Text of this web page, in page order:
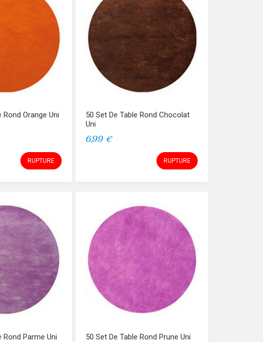
Rond Orange Uni
RUPTURE
50 Set De Table Rond Chocolat
Uni
6,99 €
RUPTURE
Rond Parme Uni 50 Set De Table Rond Prune Uni